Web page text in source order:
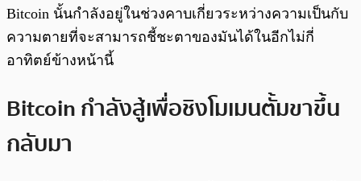
Bitcoin นั้นกำลังอยู่ในช่วงคาบเกี่ยวระหว่างความเป็นกับ
ความตายที่จะสามารถชี้ชะตาของมันได้ในอีกไม่กี่
อาทิตย์ข้างหน้านี้
Bitcoin กำลังสู้เพื่อชิงโมเมนตั้มขาขึ้น
กลับมา